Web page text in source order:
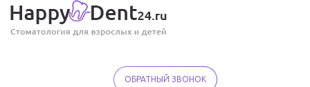
ОБРАТНЫЙ ЗВОНОК